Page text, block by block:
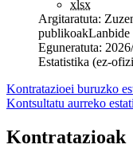
xlsx
Argitaratuta:
publikoakLanbide
Eguneratuta:
Estatistika (ez-
Kontratazioei buruzko
Kontsultatu aurreko
Kontratazioak